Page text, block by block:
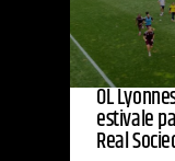
OL
estivale
Real